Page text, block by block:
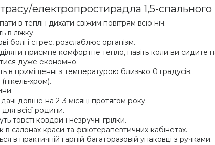
електропростирадла 1,5-спального
в теплі і дихати свіжим повітрям всю ніч.
в ліжку.
болі і стрес, розслаблює організм.
приємне комфортне тепло, навіть коли ви сидите
дуже економно.
в приміщенні з температурою близько 0 градусів.
хром).
довше на 2-3 місяці протягом року.
всієї родини.
товсті ковдри і незручні грілки.
в салонах краси та фізіотерапевтичних кабінетах.
в практичній гарній багаторазовій упаковці з ручками.